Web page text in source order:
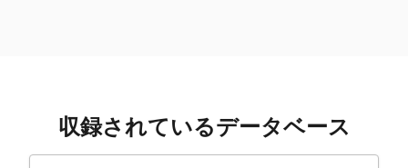
収録されているデータベース